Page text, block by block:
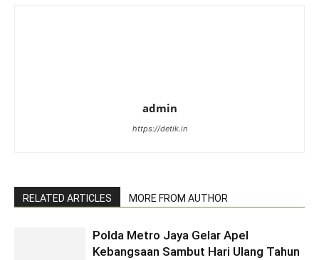
admin
https://detik.in
RELATED ARTICLES MORE FROM AUTHOR
Polda Metro Jaya Gelar Apel
Kebangsaan Sambut Hari Ulang Tahun